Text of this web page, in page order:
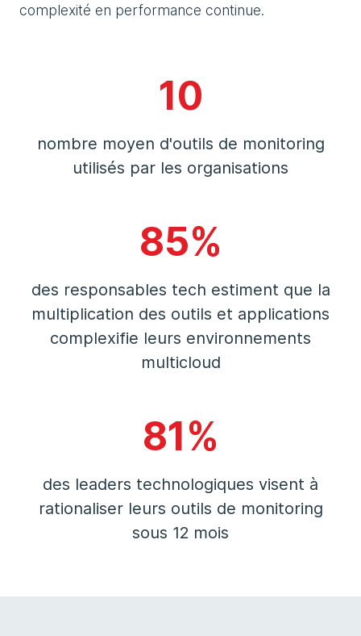
complexité en performance continue.
10
nombre moyen d'outils de monitoring
utilisés par les organisations
85%
des responsables tech estiment que la
multiplication des outils et applications
complexifie leurs environnements
multicloud
81%
des leaders technologiques visent à
rationaliser leurs outils de monitoring
sous 12 mois